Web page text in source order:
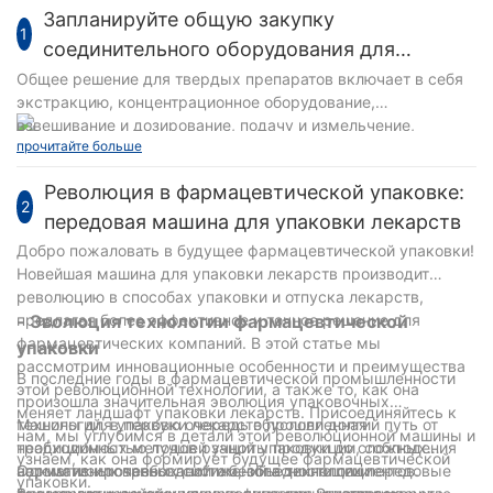
1
Запланируйте общую закупку
соединительного оборудования для
клиентов в Бразилии в 2024
Общее решение для твердых препаратов включает в себя
экстракцию, концентрационное оборудование,
взвешивание и дозирование, подачу и измельчение,
транспортировку и эксплуатацию материалов, грануляцию,
наполнение капсул, интеграцию блистерной упаковки,
несколько линий розлива таблеток, упаковку и т. д.
Оборудование для процесса. Общее решение Urban может
лучше соответствовать характеристикам
фармацевтических процессов, повысить эффективность
подключения оборудования, обеспечить эффективные и
удобные комплексные услуги и удовлетворить более
высокие требования к оборудованию с точки зрения
автоматизации, информатизации, интеллекта и т. д. Таким
образом, это может помочь клиентам сформировать
конкурентные преимущества и расширить территорию
своего бизнеса на рынке.
прочитайте больше
2
Революция в фармацевтической упаковке:
передовая машина для упаковки лекарств
Добро пожаловать в будущее фармацевтической упаковки!
Новейшая машина для упаковки лекарств производит
революцию в способах упаковки и отпуска лекарств,
предлагая более эффективное и точное решение для
фармацевтических компаний. В этой статье мы
рассмотрим инновационные особенности и преимущества
этой революционной технологии, а также то, как она
меняет ландшафт упаковки лекарств. Присоединяйтесь к
нам, мы углубимся в детали этой революционной машины и
узнаем, как она формирует будущее фармацевтической
упаковки.
- Эволюция технологии фармацевтической
упаковки
В последние годы в фармацевтической промышленности
произошла значительная эволюция упаковочных
технологий, в первую очередь обусловленная
необходимостью лучшей защиты продукции, соблюдения
нормативных требований и безопасности пациентов.
Машины для упаковки лекарств прошли долгий путь от
традиционных методов ручной упаковки до сложных
автоматизированных систем, объединяющих передовые
Одним из ключевых достижений в технологии